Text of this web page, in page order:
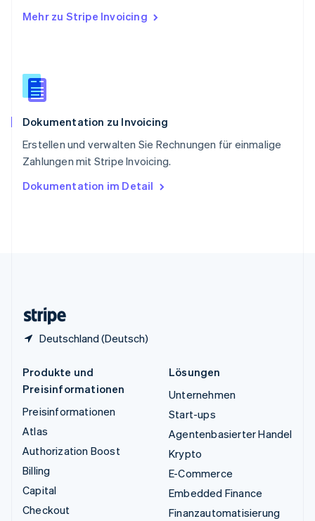
Mehr zu Stripe Invoicing
Dokumentation zu Invoicing
Erstellen und verwalten Sie Rechnungen für einmalige
Zahlungen mit Stripe Invoicing.
Dokumentation im Detail
Deutschland (Deutsch)
Slowenien
English
Spanien
Thailand
Tschechische Republik
English
English
Produkte und
Preisinformationen
Preisinformationen
Atlas
Authorization Boost
Billing
Capital
Checkout
Lösungen
Unternehmen
Start-ups
Agentenbasierter Handel
Krypto
E-Commerce
Embedded Finance
Finanzautomatisierung